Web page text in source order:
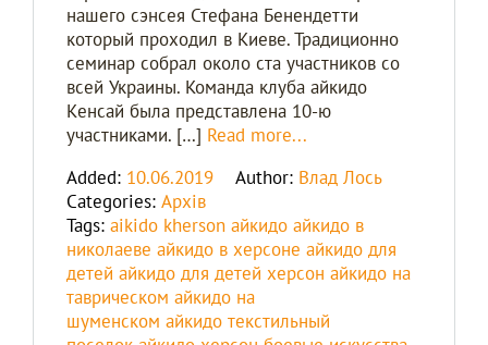
нашего сэнсея Стефана Бенендетти
который проходил в Киеве. Традиционно
семинар собрал около ста участников со
всей Украины. Команда клуба айкидо
Kенсай была представлена 10-ю
участниками. […] Read more...
Added: 10.06.2019 Author: Влад Лось
Categories: Архів
Tags: aikido kherson айкидо айкидо в
николаеве айкидо в херсоне айкидо для
детей айкидо для детей херсон айкидо на
таврическом айкидо на
шуменском айкидо текстильный